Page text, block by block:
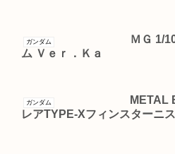
ガンダム
ＭＧ 1/
ム Ｖｅｒ．Ｋａ
ガンダム
METAL
レアTYPE-Xフィンスターニス